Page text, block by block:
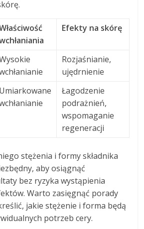
Efekty na skórę
Rozjaśnianie,
ujędrnienie
Umiarkowane
Łagodzenie
podrażnień,
wspomaganie
regeneracji
stężenia i formy składnika
aby osiągnąć
bez ryzyka wystąpienia
Warto zasięgnąć porady
jakie stężenie i forma będą
potrzeb cery.